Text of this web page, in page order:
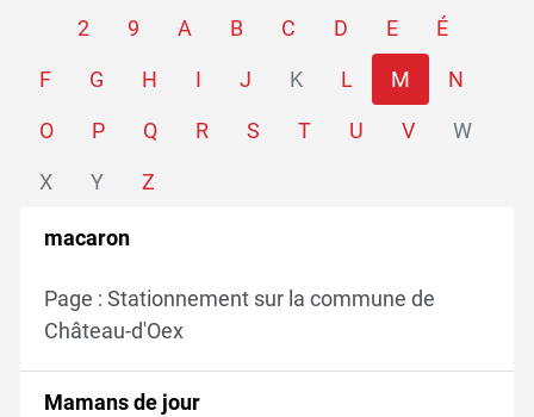
2 9 A B C D E É
F G H I J K L M N
O P Q R S T U V W
X Y Z
macaron
Page : Stationnement sur la commune de
Château-d'Oex
Mamans de jour